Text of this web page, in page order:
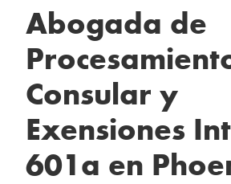
Abogada de
Consular y
Exensiones
601a en